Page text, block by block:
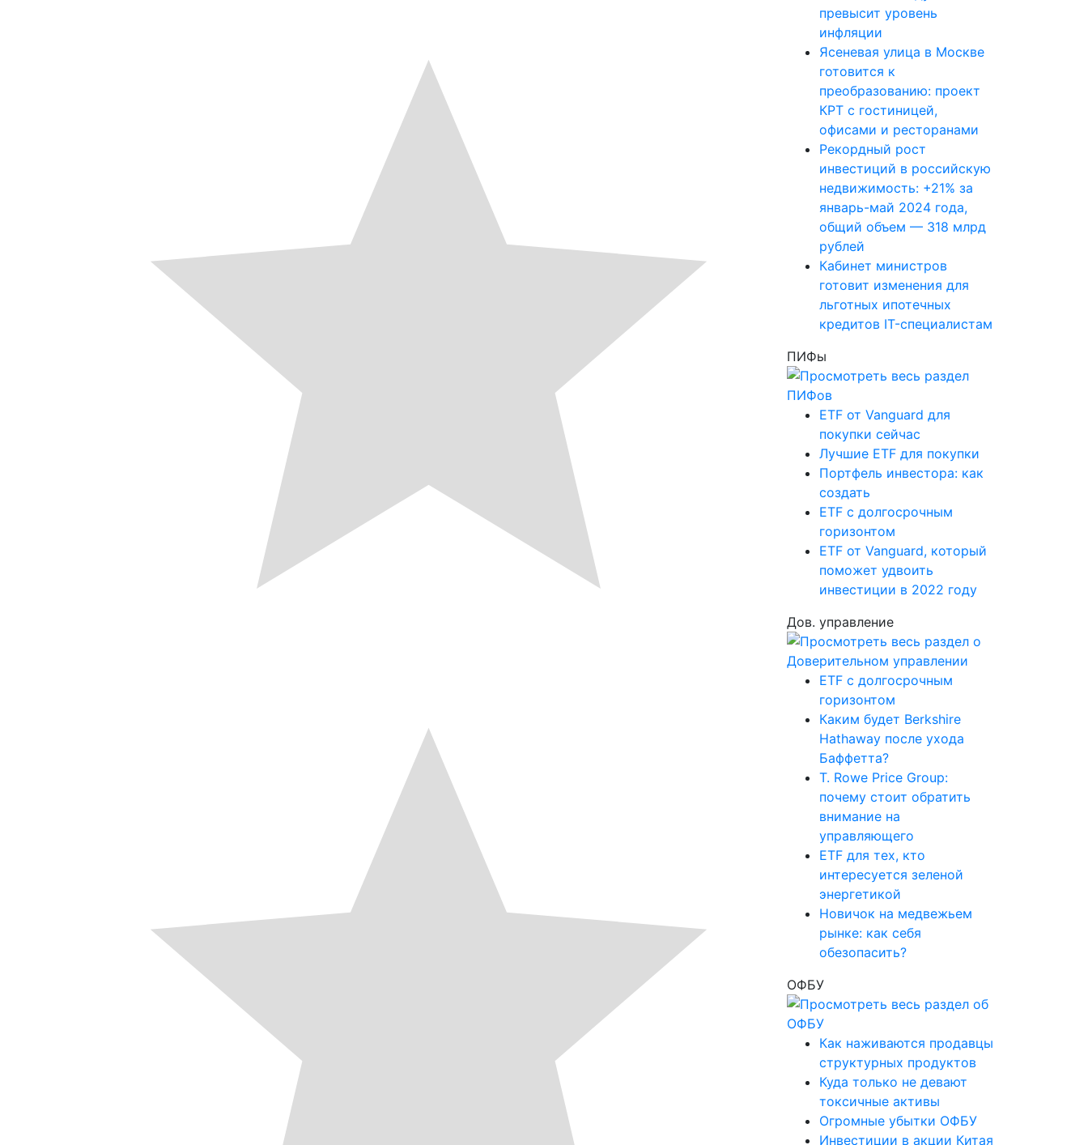
превысит уровень
инфляции
Ясеневая улица в Москве
готовится к
преобразованию: проект
КРТ с гостиницей,
офисами и ресторанами
Рекордный рост
инвестиций в российскую
недвижимость: +21% за
январь-май 2024 года,
общий объем — 318 млрд
рублей
Кабинет министров
готовит изменения для
льготных ипотечных
кредитов IT-специалистам
ПИФы
ETF от Vanguard для
покупки сейчас
Лучшие ETF для покупки
Портфель инвестора: как
создать
ETF с долгосрочным
горизонтом
ETF от Vanguard, который
поможет удвоить
инвестиции в 2022 году
Дов. управление
ETF с долгосрочным
горизонтом
Каким будет Berkshire
Hathaway после ухода
Баффетта?
T. Rowe Price Group:
почему стоит обратить
внимание на
управляющего
ETF для тех, кто
интересуется зеленой
энергетикой
Новичок на медвежьем
рынке: как себя
обезопасить?
ОФБУ
Как наживаются продавцы
структурных продуктов
Куда только не девают
токсичные активы
Огромные убытки ОФБУ
Инвестиции в акции Китая